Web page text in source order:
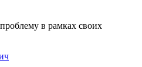
в рамках своих